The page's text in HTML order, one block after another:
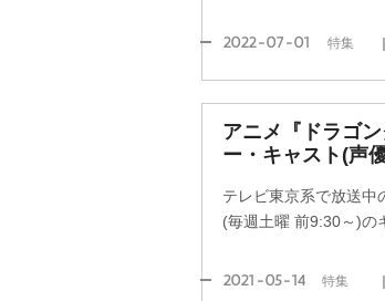
2022-07-01 特集
アニメ『ドラゴ
ー・キャスト(声
テレビ東京系で放送中
(毎週土曜 前9:30～)の
2021-05-14 特集